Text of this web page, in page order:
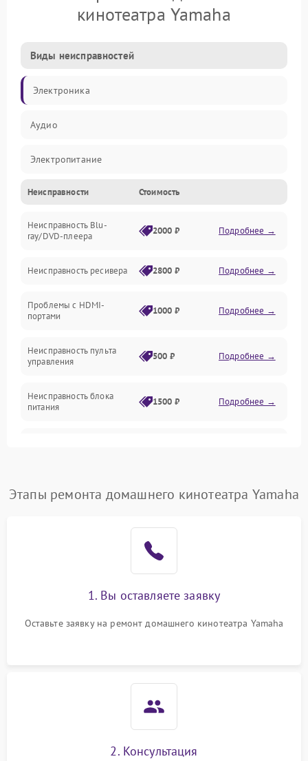
кинотеатра Yamaha
Виды неисправностей
Электроника
Аудио
Электропитание
Интерфейсы
Акустика
Механические повреждения
Неисправности Стоимость
Неисправность Blu-
ray/DVD-плеера
2000 ₽ Подробнее →
Неисправность ресивера 2800 ₽ Подробнее →
Проблемы с HDMI-
портами
1000 ₽ Подробнее →
Неисправность пульта
управления
500 ₽ Подробнее →
Неисправность блока
питания
1500 ₽ Подробнее →
процессора
2800 ₽ Подробнее →
Повреждение проводов
500 ₽ Подробнее →
1000 ₽
Неисправность дисплея
2000 ₽
Этапы ремонта домашнего кинотеатра Yamaha
1. Вы оставляете заявку
Оставьте заявку на ремонт домашнего кинотеатра Yamaha
2. Консультация